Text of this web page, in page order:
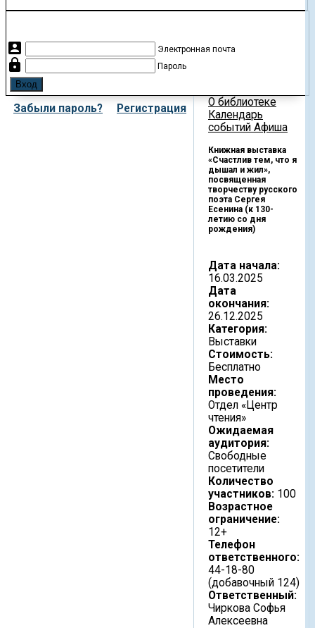
account_box Электронная почта
lock Пароль
Забыли пароль? Регистрация
О библиотеке
Календарь
событий Афиша
Книжная выставка
«Счастлив тем, что я
дышал и жил»,
посвященная
творчеству русского
поэта Сергея
Есенина (к 130-
летию со дня
рождения)
Дата начала:
16.03.2025
Дата
окончания:
26.12.2025
Категория:
Выставки
Стоимость:
Бесплатно
Место
проведения:
Отдел «Центр
чтения»
Ожидаемая
аудитория:
Свободные
посетители
Количество
участников: 100
Возрастное
ограничение:
12+
Телефон
ответственного:
44-18-80
(добавочный 124)
Ответственный:
Чиркова Софья
Алексеевна